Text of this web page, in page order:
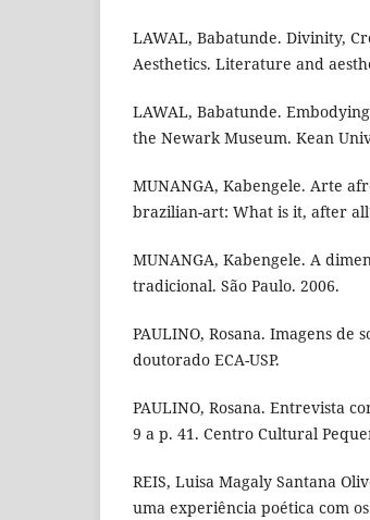
LAWAL, Babatunde. Divinity,
Aesthetics. Literature and
LAWAL, Babatunde.
the Newark Museum. Kean
MUNANGA, Kabengele. Arte
brazilian-art: What is it, after
MUNANGA, Kabengele. A
tradicional. São Paulo. 2006.
PAULINO, Rosana. Imagens de
doutorado ECA-USP.
PAULINO, Rosana. Entrevista
9 a p. 41. Centro Cultural
REIS, Luisa Magaly Santana
uma experiência poética com